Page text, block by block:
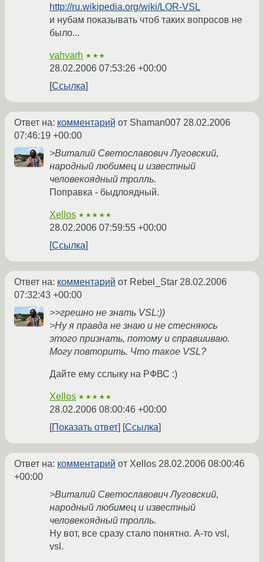
http://ru.wikipedia.org/wiki/LOR-VSL
и нубам показывать чтоб таких вопросов не
было...
vahvarh ★★★
28.02.2006 07:53:26 +00:00
Ссылка
Ответ на: комментарий от Shaman007 28.02.2006
07:46:19 +00:00
>Виталий Светославович Луговский,
народный любимец и известный
человекоядный тролль.
Поправка - быдлоядный.
Xellos ★★★★★
28.02.2006 07:59:55 +00:00
Ссылка
Ответ на: комментарий от Rebel_Star 28.02.2006
07:32:43 +00:00
>>грешно не знать VSL:))
>Ну я правда не знаю и не стесняюсь
этого признать, потому и справшиваю.
Могу повторить. Что такое VSL?
Дайте ему сслыку на РФВС :)
Xellos ★★★★★
28.02.2006 08:00:46 +00:00
Показать ответ
Ссылка
Ответ на: комментарий от Xellos 28.02.2006 08:00:46
+00:00
>Виталий Светославович Луговский,
народный любимец и известный
человекоядный тролль.
Ну вот, все сразу стало понятно. А-то vsl,
vsl.